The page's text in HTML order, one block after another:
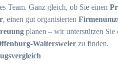
Team. Ganz gleich, ob Sie einen
, einen gut organisierten
planen – wir unterstützen Sie
Waltersweier zu finden.